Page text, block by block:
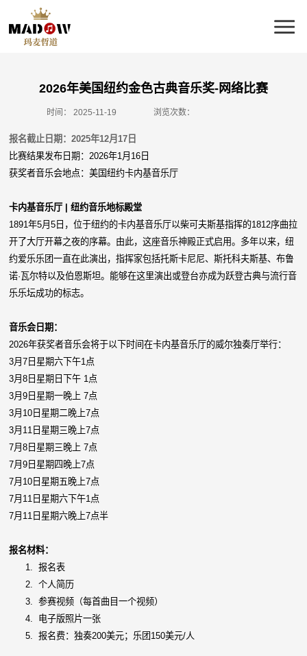
2026年美国纽约金色古典音乐奖-网络比赛
时间： 2025-11-19 浏览次数：
报名截止日期：2025年12月17日
比赛结果发布日期：2026年1月16日
获奖者音乐会地点：美国纽约卡内基音乐厅
卡内基音乐厅 | 纽约音乐地标殿堂
1891年5月5日，位于纽约的卡内基音乐厅以柴可夫斯基指挥的1812序曲拉
开了大厅开幕之夜的序幕。由此，这座音乐神殿正式启用。多年以来，纽
约爱乐乐团一直在此演出，指挥家包括托斯卡尼尼、斯托科夫斯基、布鲁
诺·瓦尔特以及伯恩斯坦。能够在这里演出或登台亦成为跃登古典与流行音
乐乐坛成功的标志。
音乐会日期：
2026年获奖者音乐会将于以下时间在卡内基音乐厅的威尔独奏厅举行：
3月7日星期六下午1点
3月8日星期日下午 1点
3月9日星期一晚上 7点
3月10日星期二晚上7点
3月11日星期三晚上7点
7月8日星期三晚上 7点
7月9日星期四晚上7点
7月10日星期五晚上7点
7月11日星期六下午1点
7月11日星期六晚上7点半
报名材料：
1.
报名表
2.
个人简历
3.
参赛视频（每首曲目一个视频）
4.
电子版照片一张
5.
报名费：独奏200美元；乐团150美元/人